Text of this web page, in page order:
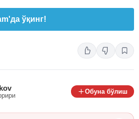
ўқинг!
Обуна бўлиш